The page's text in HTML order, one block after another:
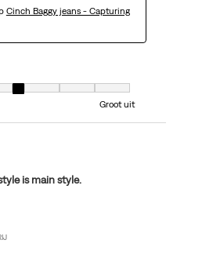
Cinch Baggy jeans - Capturing
gelijk is aan Klein uit en 7 gelijk is aan Groot uit
Groot uit
is main style.